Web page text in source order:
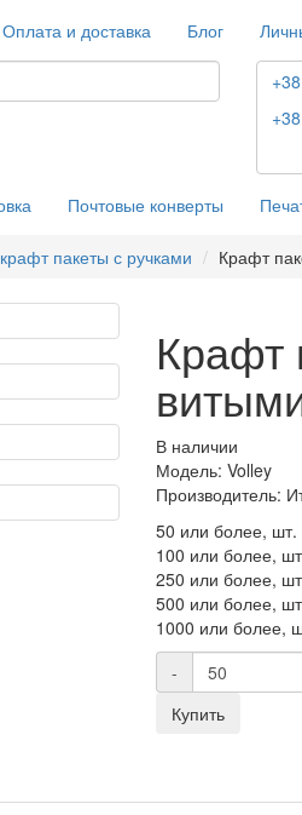
Оплата и доставка Блог
Почтовые конверты
пакеты с ручками Крафт
Крафт
В наличии
Модель: Volley
Производитель:
50 или более, шт.
100 или более,
250 или более,
500 или более,
1000 или более,
-
Купить